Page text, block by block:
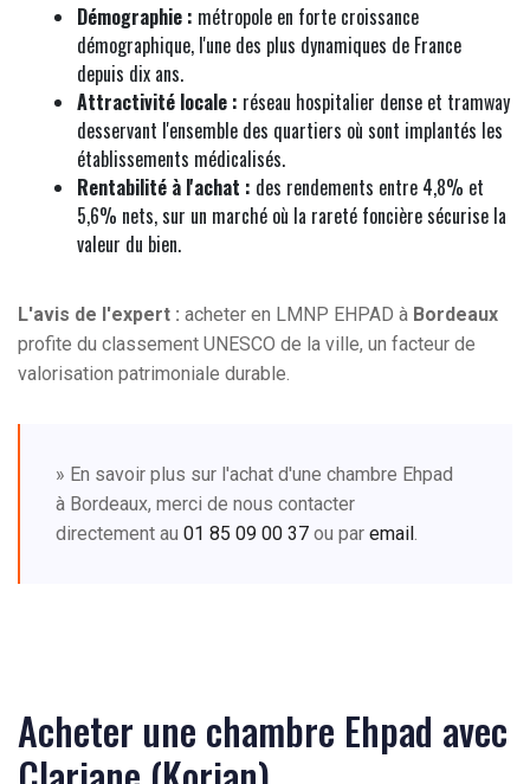
Démographie : métropole en forte croissance
démographique, l'une des plus dynamiques de France
depuis dix ans.
Attractivité locale : réseau hospitalier dense et tramway
desservant l'ensemble des quartiers où sont implantés les
établissements médicalisés.
Rentabilité à l'achat : des rendements entre 4,8% et
5,6% nets, sur un marché où la rareté foncière sécurise la
valeur du bien.
L'avis de l'expert : acheter en LMNP EHPAD à Bordeaux
profite du classement UNESCO de la ville, un facteur de
valorisation patrimoniale durable.
» En savoir plus sur l'achat d'une chambre Ehpad
à Bordeaux, merci de nous contacter
directement au 01 85 09 00 37 ou par email.
Acheter une chambre Ehpad avec